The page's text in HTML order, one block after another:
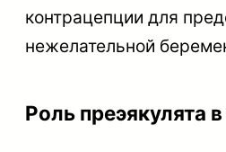
контрацепции для
нежелательной
Роль преэякулята